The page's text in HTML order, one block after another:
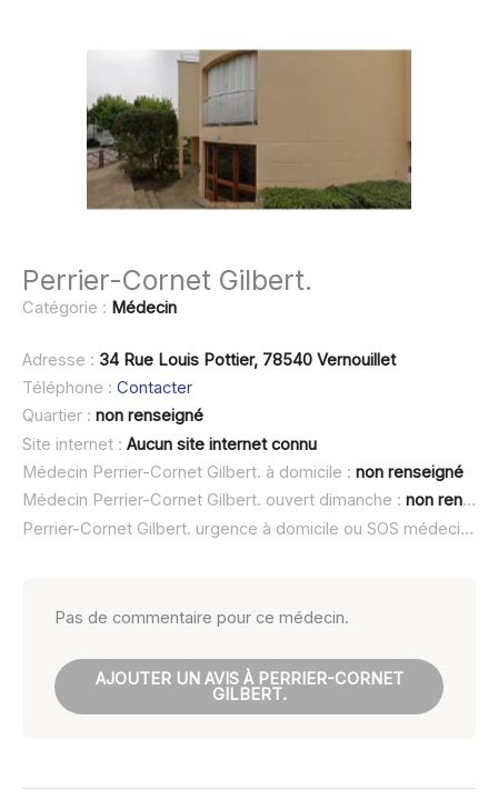
Perrier-Cornet Gilbert.
Catégorie : Médecin
Adresse : 34 Rue Louis Pottier, 78540 Vernouillet
Téléphone : Contacter
Quartier : non renseigné
Site internet : Aucun site internet connu
Médecin Perrier-Cornet Gilbert. à domicile : non renseigné
Médecin Perrier-Cornet Gilbert. ouvert dimanche : non renseigné
Perrier-Cornet Gilbert. urgence à domicile ou SOS médecin :
Pas de commentaire pour ce médecin.
AJOUTER UN AVIS À PERRIER-CORNET
GILBERT.